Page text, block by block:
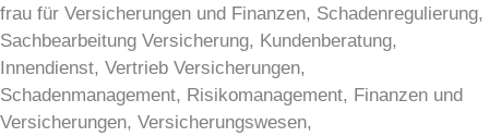
frau für Versicherungen und Finanzen, Schadenregulierung,
Sachbearbeitung Versicherung, Kundenberatung,
Innendienst, Vertrieb Versicherungen,
Schadenmanagement, Risikomanagement, Finanzen und
Versicherungen, Versicherungswesen,